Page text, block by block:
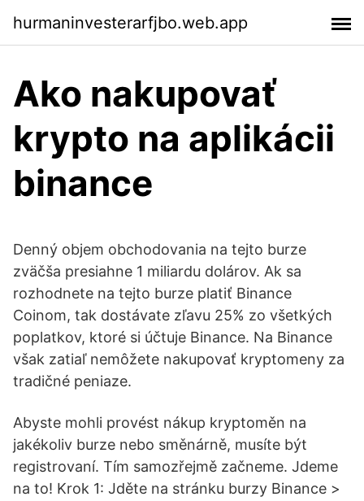
hurmaninvesterarfjbo.web.app
Ako nakupovať
krypto na aplikácii
binance
Denný objem obchodovania na tejto burze
zväčša presiahne 1 miliardu dolárov. Ak sa
rozhodnete na tejto burze platiť Binance
Coinom, tak dostávate zľavu 25% zo všetkých
poplatkov, ktoré si účtuje Binance. Na Binance
však zatiaľ nemôžete nakupovať kryptomeny za
tradičné peniaze.
Abyste mohli provést nákup kryptoměn na
jakékoliv burze nebo směnárně, musíte být
registrovaní. Tím samozřejmě začneme. Jdeme
na to! Krok 1: Jděte na stránku burzy Binance >